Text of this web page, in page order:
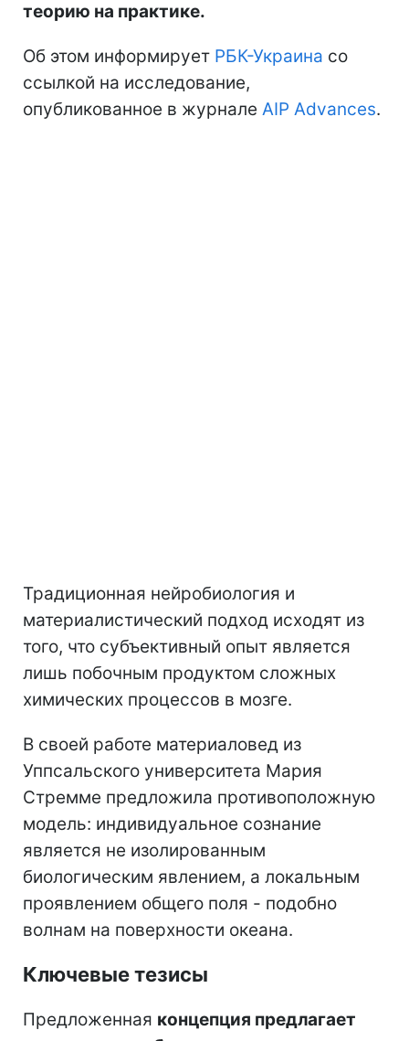
теорию на практике.
Об этом информирует РБК-Украина со
ссылкой на исследование,
опубликованное в журнале AIP Advances.
Традиционная нейробиология и
материалистический подход исходят из
того, что субъективный опыт является
лишь побочным продуктом сложных
химических процессов в мозге.
В своей работе материаловед из
Уппсальского университета Мария
Стремме предложила противоположную
модель: индивидуальное сознание
является не изолированным
биологическим явлением, а локальным
проявлением общего поля - подобно
волнам на поверхности океана.
Ключевые тезисы
Предложенная концепция предлагает